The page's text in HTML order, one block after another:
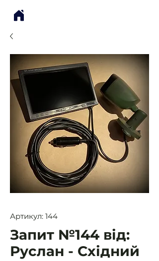
Артикул: 144
Запит №144 від:
Руслан - Східний